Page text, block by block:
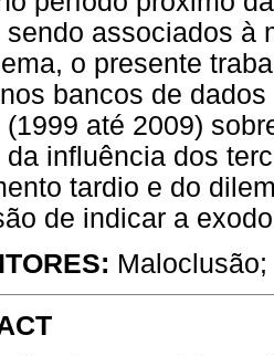
sendo associados à
o presente
bancos de
(1999 até 2009)
da influência dos
tardio e do
de indicar a